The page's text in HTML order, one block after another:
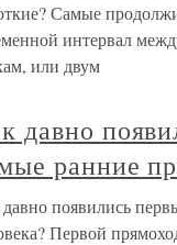
Самые
интервал
или двум
давно
ранние
появились
Первой